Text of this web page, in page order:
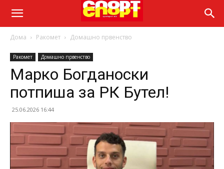
Дома Ракомет Домашно првенство
Ракомет Домашно првенство
Марко Богданоски
потпиша за РК Бутел!
25.06.2026 16:44